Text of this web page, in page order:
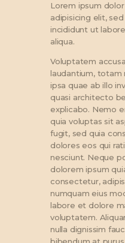
Lorem ipsum
adipisicing elit,
incididunt ut
aliqua.
Voluptatem
laudantium, totam
ipsa quae ab illo
quasi architecto
explicabo. Nemo
quia voluptas sit
fugit, sed quia
dolores eos qui
nesciunt. Neque
dolorem ipsum
consectetur,
numquam eius
labore et dolore
voluptatem.
nulla dignissim